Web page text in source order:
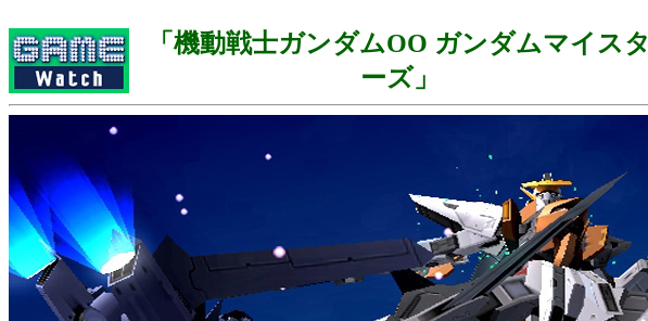
「機動戦士ガンダムOO ガンダムマイスタ
ーズ」